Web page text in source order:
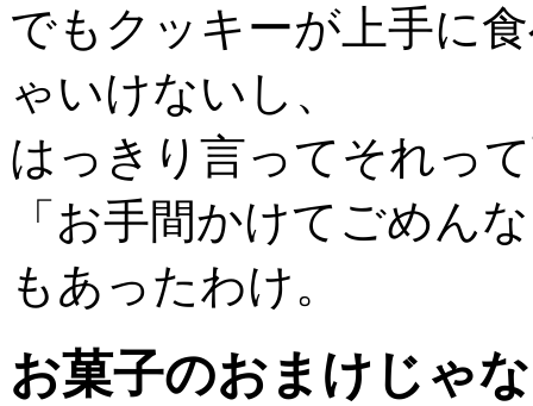
でもクッキーが上手に
ゃいけないし、
はっきり言ってそれっ
「お手間かけてごめん
もあったわけ。
お菓子のおまけじゃ